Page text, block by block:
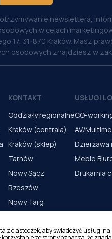
newslettera,
w celach
17, 31-870 Kraków. Masz
osobowych znajdziesz w
KONTAKT
Oddziały regionalne
Kraków (centrala)
Kraków (sklep)
Tarnów
Nowy Sącz
Rzeszów
Nowy Targ
Katowice
USŁUGI
CO-
AV/
Dzierżawa
Meble
Drukarnia
z ciasteczek, aby świadczyć usługi